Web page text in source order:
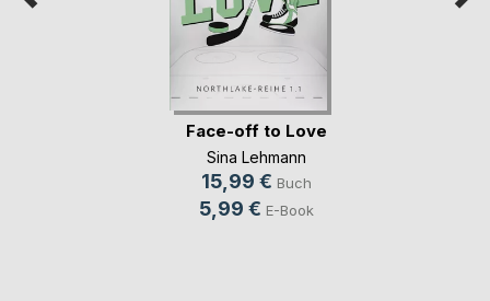
Face-off to Love
Sina Lehmann
15,99 € Buch
5,99 € E-Book